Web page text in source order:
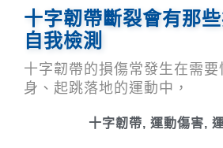
十字韌帶斷裂會有那
自我檢測
十字韌帶的損傷常發生在需
身、起跳落地的運動中，
十字韌帶, 運動傷害,